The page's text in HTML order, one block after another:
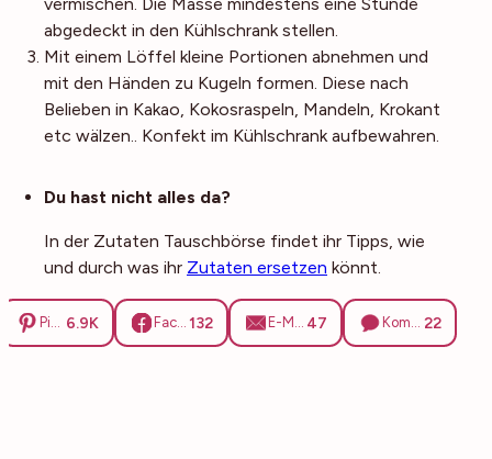
abgedeckt in den Kühlschrank stellen.
Mit einem Löffel kleine Portionen abnehmen und
mit den Händen zu Kugeln formen. Diese nach
Belieben in Kakao, Kokosraspeln, Mandeln, Krokant
etc wälzen.. Konfekt im Kühlschrank aufbewahren.
Du hast nicht alles da?
In der Zutaten Tauschbörse findet ihr Tipps, wie
und durch was ihr Zutaten ersetzen könnt.
Pinterest 6.9K Facebook 132 E-Mail 47 Kommentare 22